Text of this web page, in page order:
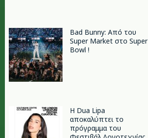
Bad Bunny: Από του
Super Market στο Super
Bowl !
Η Dua Lipa
αποκαλύπτει το
πρόγραμμα του